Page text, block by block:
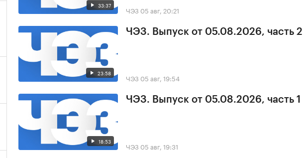
33:37 ЧЭЗ 05 авг, 20:21
23:58
ЧЭЗ. Выпуск от 05.08.2026, часть 2
ЧЭЗ 05 авг, 19:54
18:53
ЧЭЗ. Выпуск от 05.08.2026, часть 1
ЧЭЗ 05 авг, 19:31